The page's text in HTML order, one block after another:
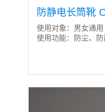
防静电长筒靴
使用对象：男女通用
使用功能：防尘、防